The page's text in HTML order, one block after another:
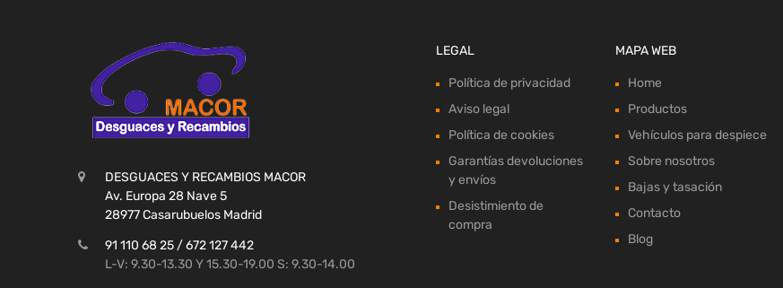
DESGUACES Y RECAMBIOS MACOR
Av. Europa 28 Nave 5
28977 Casarubuelos Madrid
91 110 68 25 / 672 127 442
L-V: 9.30-13.30 Y 15.30-19.00 S: 9.30-14.00
LEGAL
Política de privacidad
Aviso legal
Política de cookies
Garantías devoluciones
y envíos
Desistimiento de
compra
MAPA WEB
Home
Productos
Vehículos para despiece
Sobre nosotros
Bajas y tasación
Contacto
Blog